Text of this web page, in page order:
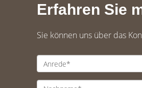
Erfahren Sie
Sie können uns über das